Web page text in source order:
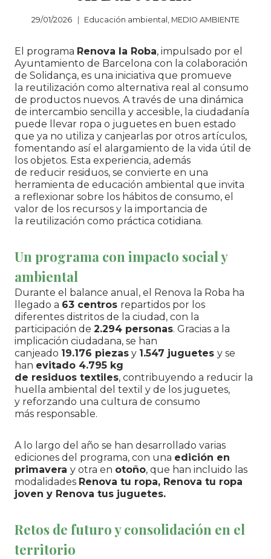
29/01/2026 Educación ambiental , MEDIO AMBIENTE
El programa Renova la Roba, impulsado por el
Ayuntamiento de Barcelona con la colaboración
de Solidança, es una iniciativa que promueve
la reutilización como alternativa real al consumo
de productos nuevos. A través de una dinámica
de intercambio sencilla y accesible, la ciudadanía
puede llevar ropa o juguetes en buen estado
que ya no utiliza y canjearlas por otros artículos,
fomentando así el alargamiento de la vida útil de
los objetos. Esta experiencia, además
de reducir residuos, se convierte en una
herramienta de educación ambiental que invita
a reflexionar sobre los hábitos de consumo, el
valor de los recursos y la importancia de
la reutilización como práctica cotidiana.
Un programa con impacto social y
ambiental
Durante el balance anual, el Renova la Roba ha
llegado a 63 centros repartidos por los
diferentes distritos de la ciudad, con la
participación de 2.294 personas. Gracias a la
implicación ciudadana, se han
canjeado 19.176 piezas y 1.547 juguetes y se
han evitado 4.795 kg
de residuos textiles, contribuyendo a reducir la
huella ambiental del textil y de los juguetes,
y reforzando una cultura de consumo
más responsable.
A lo largo del año se han desarrollado varias
ediciones del programa, con una edición en
primavera y otra en otoño, que han incluido las
modalidades Renova tu ropa, Renova tu ropa
joven y Renova tus juguetes.
Retos de futuro y consolidación en el
territorio